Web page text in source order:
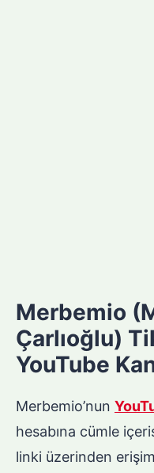
Merbemio
Çarlıoğlu)
YouTube
Merbemio’nun
hesabına cümle
linki üzerinden